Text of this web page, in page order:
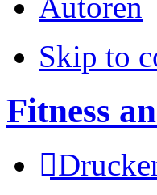
Skip to
Fitness